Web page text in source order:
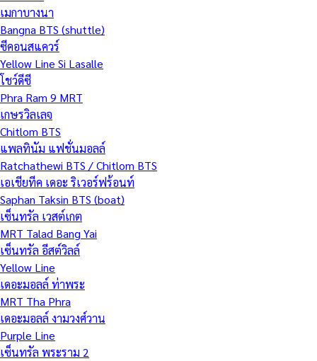
เมกาบางนา
Bangna BTS (shuttle)
ซีคอนสแควร์
Yellow Line Si Lasalle
โชว์ดีซี
Phra Ram 9 MRT
เกษรวิลเลจ
Chitlom BTS
แพลทินัม แฟชั่นมอลล์
Ratchathewi BTS / Chitlom BTS
เอเชียทีค เดอะ ริเวอร์ฟร้อนท์
Saphan Taksin BTS (boat)
เซ็นทรัล เวสต์เกต
MRT Talad Bang Yai
เซ็นทรัล อีสต์วิลล์
Yellow Line
เดอะมอลล์ ท่าพระ
MRT Tha Phra
เดอะมอลล์ งามวงศ์วาน
Purple Line
เซ็นทรัล พระราม 2